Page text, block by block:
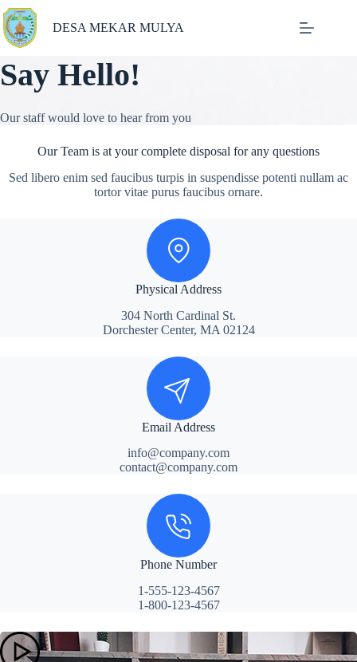
Skip
to
content
DESA MEKAR MULYA
Say Hello!
Our staff would love to hear from you
Our Team is at your complete disposal for any questions
Sed libero enim sed faucibus turpis in suspendisse potenti nullam ac
tortor vitae purus faucibus ornare.
Physical Address
304 North Cardinal St.
Dorchester Center, MA 02124
Email Address
info@company.com
contact@company.com
Phone Number
1-555-123-4567
1-800-123-4567